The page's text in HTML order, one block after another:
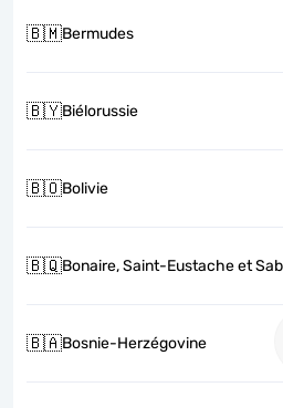
🇧🇲Bermudes
🇧🇾Biélorussie
🇧🇴Bolivie
🇧🇶Bonaire, Saint-Eustache et
🇧🇦Bosnie-Herzégovine